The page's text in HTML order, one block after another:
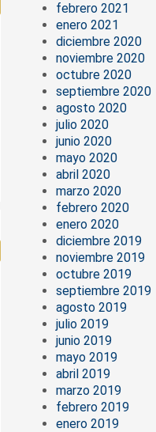
febrero 2021
enero 2021
diciembre 2020
noviembre 2020
octubre 2020
septiembre 2020
agosto 2020
julio 2020
junio 2020
mayo 2020
abril 2020
marzo 2020
febrero 2020
enero 2020
diciembre 2019
noviembre 2019
octubre 2019
septiembre 2019
agosto 2019
julio 2019
junio 2019
mayo 2019
abril 2019
marzo 2019
febrero 2019
enero 2019